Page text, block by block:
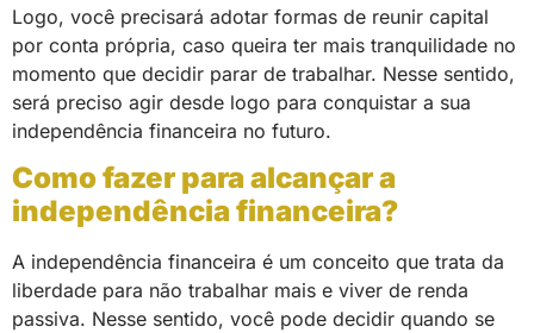
Logo, você precisará adotar formas de reunir capital
por conta própria, caso queira ter mais tranquilidade no
momento que decidir parar de trabalhar. Nesse sentido,
será preciso agir desde logo para conquistar a sua
independência financeira no futuro.
Como fazer para alcançar a
independência financeira?
A independência financeira é um conceito que trata da
liberdade para não trabalhar mais e viver de renda
passiva. Nesse sentido, você pode decidir quando se